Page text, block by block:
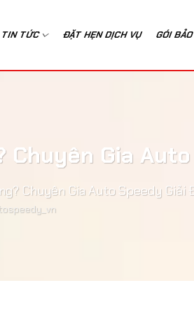
TIN TỨC ĐẶT HẸN DỊCH VỤ GÓI
Chuyên Gia
Chuyên Gia Auto Speedy Giải